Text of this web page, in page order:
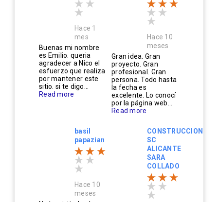
Hace 1
mes
Buenas mi nombre
es Emilio. queria
agradecer a Nico el
esfuerzo que realiza
por mantener este
sitio. si te digo...
Read more
Hace 10
meses
Gran idea. Gran
proyecto. Gran
profesional. Gran
persona. Todo hasta
la fecha es
excelente. Lo conocí
por la página web...
Read more
basil
papazian
Hace 10
meses
CONSTRUCCIONES
SC
ALICANTE
SARA
COLLADO